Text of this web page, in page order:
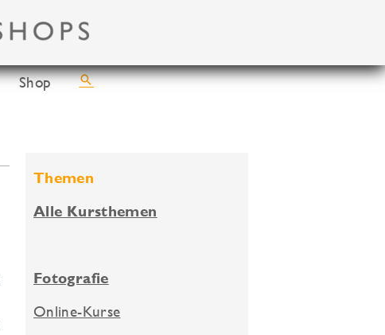
Shop Suchen
Themen
Alle Kursthemen
Fotografie
Online-Kurse